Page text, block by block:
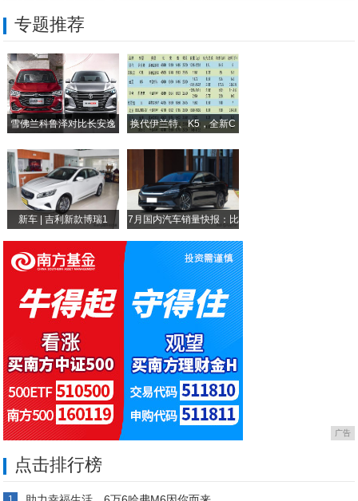
摩托罗拉新机来袭:翻盖这样的设计你喜欢吗
两千多就能体验升降式摄像头全面屏手机?v
黑屏无反应,苹果8p开不了机怎么办
30款安卓手机评测结果:三星Note9评
专题推荐
雪佛兰科鲁泽对比长安逸
换代伊兰特、K5，全新C
新车 | 吉利新款博瑞1 7月国内汽车销量快报：比
广告
点击排行榜